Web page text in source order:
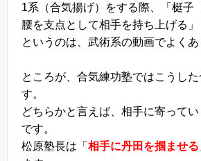
1系（合気揚げ）をする際、「梃子
腰を支点として相手を持ち上げる」
というのは、武術系の動画でよくあ
ところが、合気練功塾ではこうし
す。
どちらかと言えば、相手に寄って
です。
松原塾長は「 相手に丹田を掴ませる